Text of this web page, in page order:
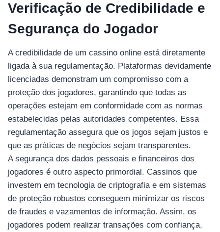
Verificação de Credibilidade e
Segurança do Jogador
A credibilidade de um cassino online está diretamente
ligada à sua regulamentação. Plataformas devidamente
licenciadas demonstram um compromisso com a
proteção dos jogadores, garantindo que todas as
operações estejam em conformidade com as normas
estabelecidas pelas autoridades competentes. Essa
regulamentação assegura que os jogos sejam justos e
que as práticas de negócios sejam transparentes.
A segurança dos dados pessoais e financeiros dos
jogadores é outro aspecto primordial. Cassinos que
investem em tecnologia de criptografia e em sistemas
de proteção robustos conseguem minimizar os riscos
de fraudes e vazamentos de informação. Assim, os
jogadores podem realizar transações com confiança,